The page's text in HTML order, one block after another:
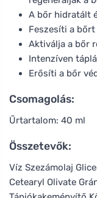
A bőr hidratált
Feszesíti a
Aktiválja a bőr
Intenzíven
Erősíti a bőr
Csomagolás:
Űrtartalom: 40 ml
Összetevők:
Víz Szezámolaj
Cetearyl Olivate